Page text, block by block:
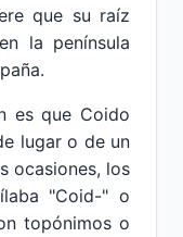
que su raíz
la península
es que Coido
lugar o de un
ocasiones, los
"Coid-" o
topónimos o